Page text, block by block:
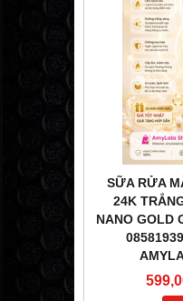
LASCAD
GOLD
-
SỮA RỬA
24K
NANO GOLD